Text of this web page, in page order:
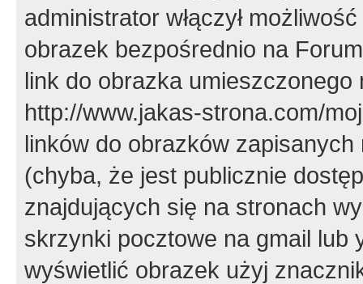
administrator włączył
obrazek bezpośrednio na
link do obrazka
http://www.jakas-strona.com/
linków do obrazków
(chyba, że jest publicznie
znajdujących się na stronach
skrzynki pocztowe na gmail lub
wyświetlić obrazek użyj